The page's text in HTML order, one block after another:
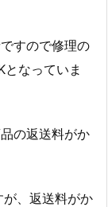
すので修理の
なっていま
の返送料がか
、返送料がか